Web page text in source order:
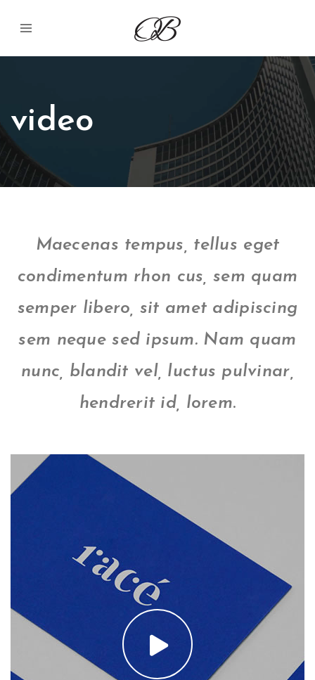
video
Maecenas tempus, tellus eget
condimentum rhon cus, sem quam
semper libero, sit amet adipiscing
sem neque sed ipsum. Nam quam
nunc, blandit vel, luctus pulvinar,
hendrerit id, lorem.